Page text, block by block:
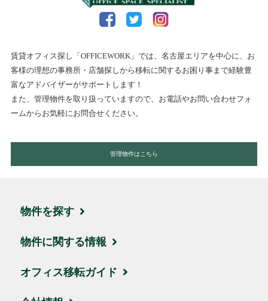
賃貸オフィス探し「OFFICEWORK」では、名古屋エリアを中心に、お
客様の理想の事務所・店舗探しから移転に関するお困り事まで経験豊
富なアドバイザーがサポートします！
また、管理物件を取り扱っていますので、お電話やお問い合わせフォ
ームからお気軽にお問合せください。
管理物件はこちら
物件を探す
エリア・住所から探す
駅名・沿線から探す
地図から探す
物件に関する情報
ブログ
オフィス移転ガイド